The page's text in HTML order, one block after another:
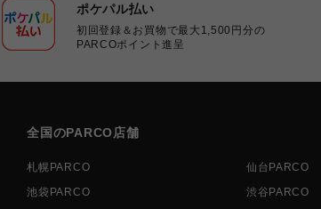
ポケパル払い
初回登録＆お買物で最大1,500円分の
PARCOポイント進呈
全国のPARCO店舗
札幌PARCO 仙台PARCO
池袋PARCO
渋谷PARCO